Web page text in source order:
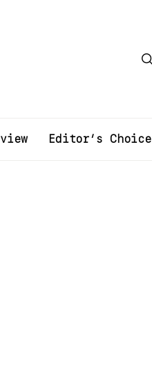
Editor’s Choice